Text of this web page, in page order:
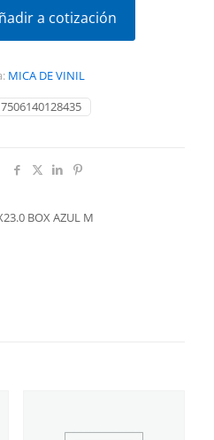
a cotización
7506140128435
MICA DE VINIL
BOX AZUL M